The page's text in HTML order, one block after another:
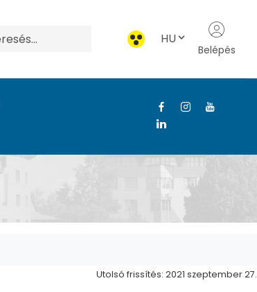
HU
Belépés
Utolsó frissítés: 2021 szeptember 27.